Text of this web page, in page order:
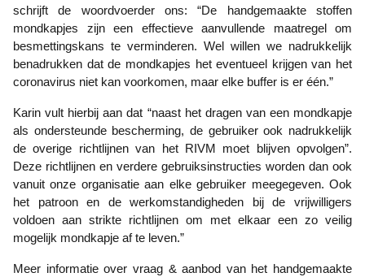
schrijft de woordvoerder ons: “De handgemaakte stoffen
mondkapjes zijn een effectieve aanvullende maatregel om
besmettingskans te verminderen. Wel willen we nadrukkelijk
benadrukken dat de mondkapjes het eventueel krijgen van het
coronavirus niet kan voorkomen, maar elke buffer is er één.”
Karin vult hierbij aan dat “naast het dragen van een mondkapje
als ondersteunde bescherming, de gebruiker ook nadrukkelijk
de overige richtlijnen van het RIVM moet blijven opvolgen”.
Deze richtlijnen en verdere gebruiksinstructies worden dan ook
vanuit onze organisatie aan elke gebruiker meegegeven. Ook
het patroon en de werkomstandigheden bij de vrijwilligers
voldoen aan strikte richtlijnen om met elkaar een zo veilig
mogelijk mondkapje af te leven.”
Meer informatie over vraag & aanbod van het handgemaakte